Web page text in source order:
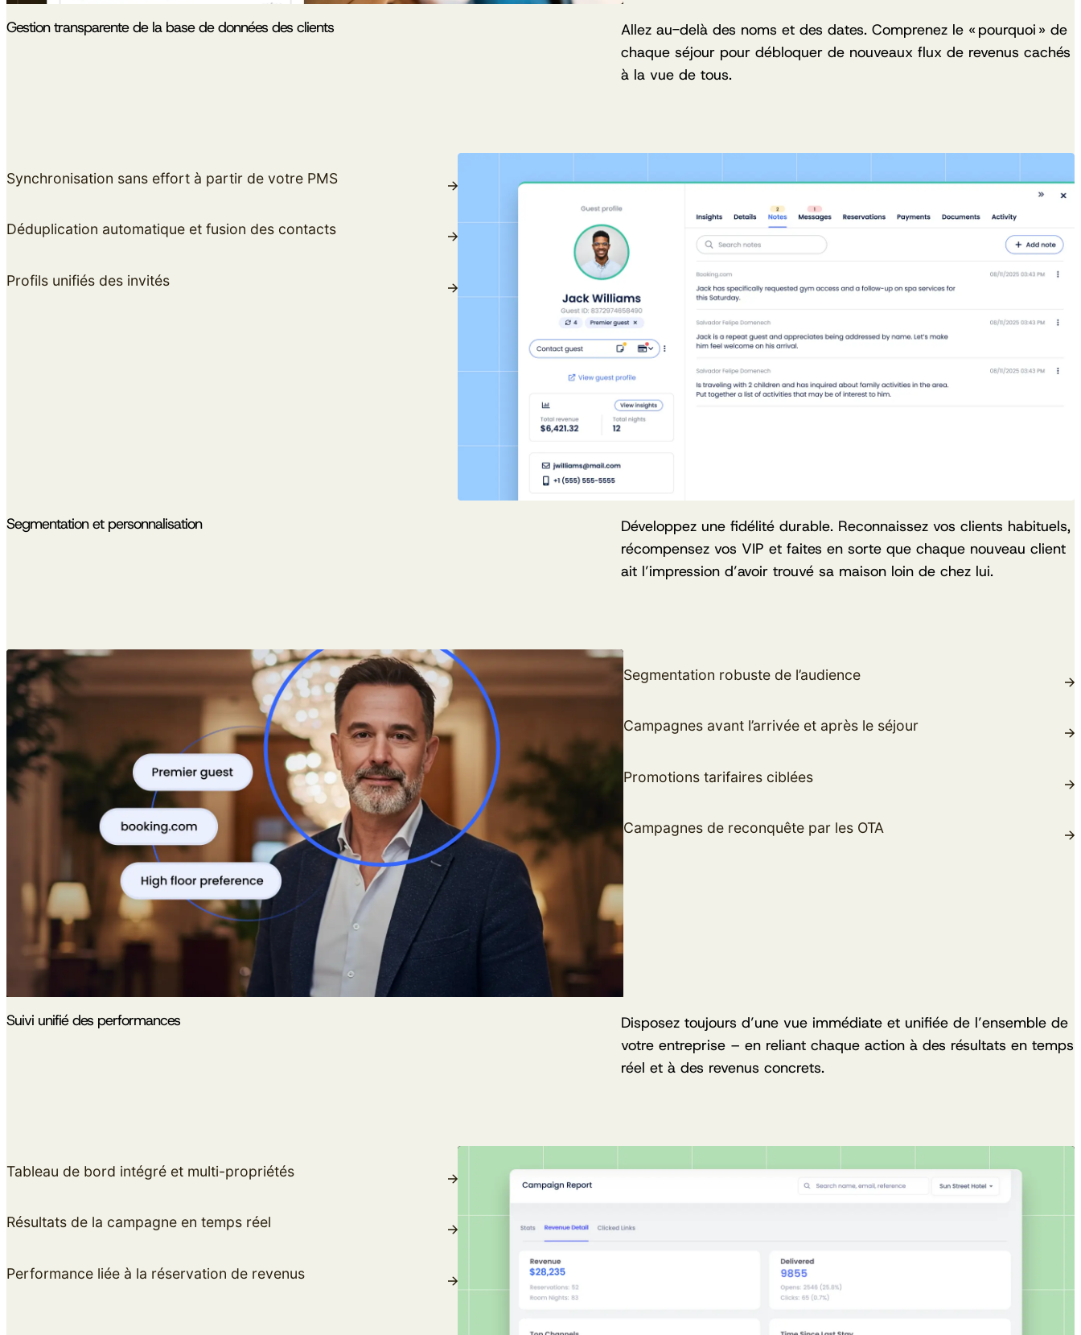
Gestion transparente de la base de données des clients
Allez au-delà des noms et des dates. Comprenez le « pourquoi » de
chaque séjour pour débloquer de nouveaux flux de revenus cachés
à la vue de tous.
Synchronisation sans effort à partir de votre PMS
Déduplication automatique et fusion des contacts
Profils unifiés des invités
Segmentation et personnalisation
Développez une fidélité durable. Reconnaissez vos clients habituels,
récompensez vos VIP et faites en sorte que chaque nouveau client
ait l’impression d’avoir trouvé sa maison loin de chez lui.
Segmentation robuste de l’audience
Campagnes avant l’arrivée et après le séjour
Promotions tarifaires ciblées
Campagnes de reconquête par les OTA
Suivi unifié des performances
Disposez toujours d’une vue immédiate et unifiée de l’ensemble de
votre entreprise – en reliant chaque action à des résultats en temps
réel et à des revenus concrets.
Tableau de bord intégré et multi-propriétés
Résultats de la campagne en temps réel
Performance liée à la réservation de revenus